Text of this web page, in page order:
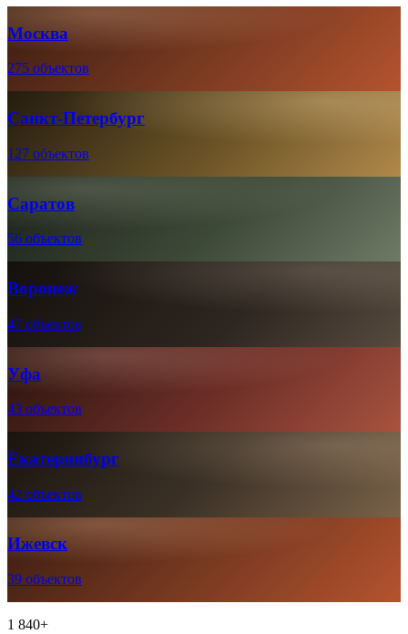
Москва
275 объектов
Санкт-Петербург
127 объектов
Саратов
56 объектов
Воронеж
47 объектов
Уфа
43 объектов
Екатеринбург
42 объектов
Ижевск
39 объектов
1 840+